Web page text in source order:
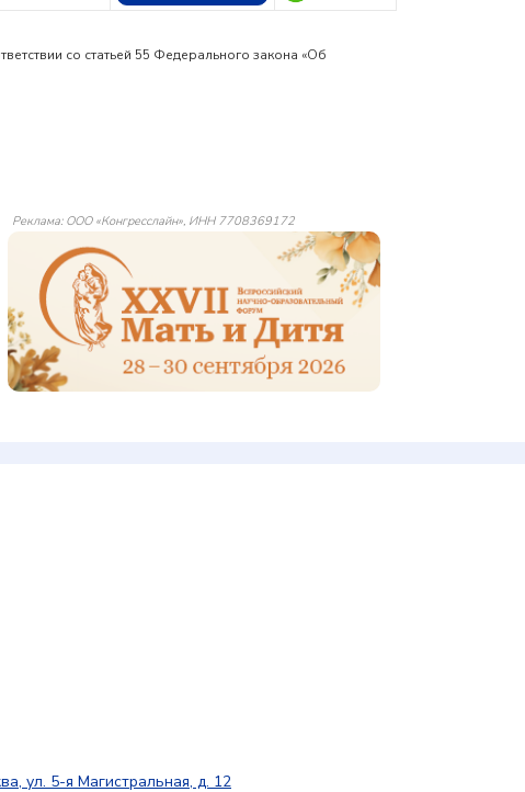
со статьей 55 Федерального закона «Об
Реклама: ООО «Конгресслайн», ИНН 7708369172
ул. 5-я Магистральная, д. 12